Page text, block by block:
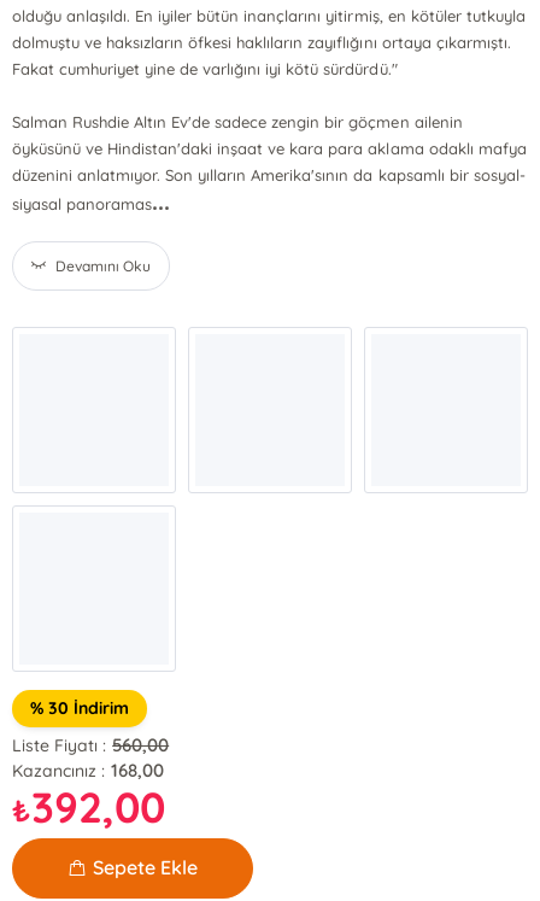
olduğu anlaşıldı. En iyiler bütün inançlarını yitirmiş, en kötüler tutkuyla
dolmuştu ve haksızların öfkesi haklıların zayıflığını ortaya çıkarmıştı.
Fakat cumhuriyet yine de varlığını iyi kötü sürdürdü."
Salman Rushdie Altın Ev'de sadece zengin bir göçmen ailenin
öyküsünü ve Hindistan'daki inşaat ve kara para aklama odaklı mafya
düzenini anlatmıyor. Son yılların Amerika'sının da kapsamlı bir sosyal-
siyasal panoramas...
Devamını Oku
% 30 İndirim
Liste Fiyatı : 560,00
Kazancınız : 168,00
₺392,00
Sepete Ekle